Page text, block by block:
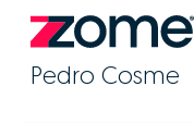
Pedro Cosme